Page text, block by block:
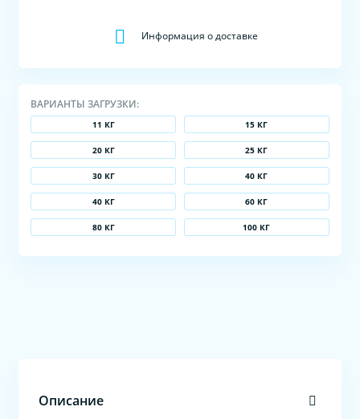
Информация о доставке
ВАРИАНТЫ ЗАГРУЗКИ:
11 КГ 15 КГ
20 КГ 25 КГ
30 КГ 40 КГ
40 КГ 60 КГ
80 КГ 100 КГ
Описание